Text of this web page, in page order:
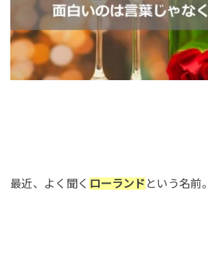
最近、よく聞く ローランド という名前。